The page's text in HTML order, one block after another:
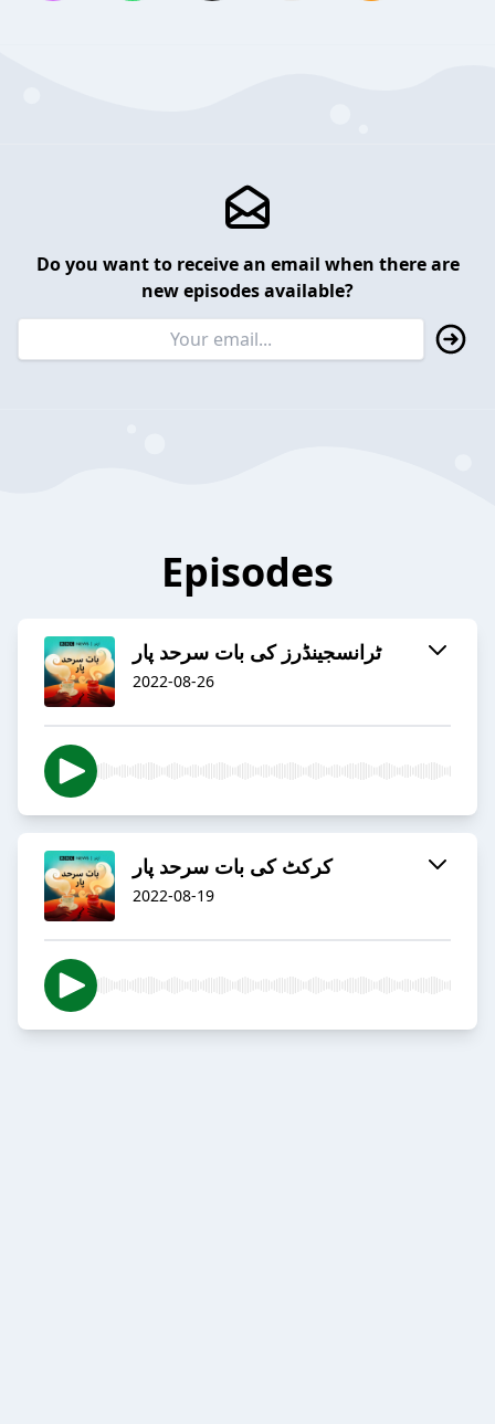
Do you want to receive an email when there are
new episodes available?
Episodes
ٹرانسجینڈرز کی بات سرحد پار
2022-08-26
کرکٹ کی بات سرحد پار
2022-08-19